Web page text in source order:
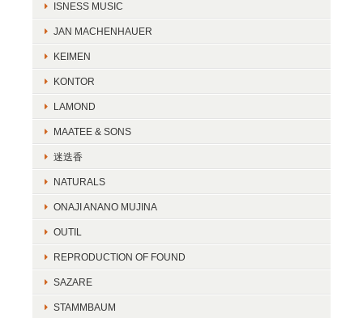
ISNESS MUSIC
JAN MACHENHAUER
KEIMEN
KONTOR
LAMOND
MAATEE & SONS
迷迭香
NATURALS
ONAJI ANANO MUJINA
OUTIL
REPRODUCTION OF FOUND
SAZARE
STAMMBAUM